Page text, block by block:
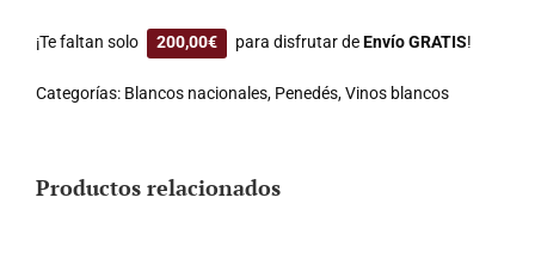
¡Te faltan solo 200,00€ para disfrutar deEnvío GRATIS!
Categorías: Blancos nacionales, Penedés,Vinos blancos
Productos relacionados